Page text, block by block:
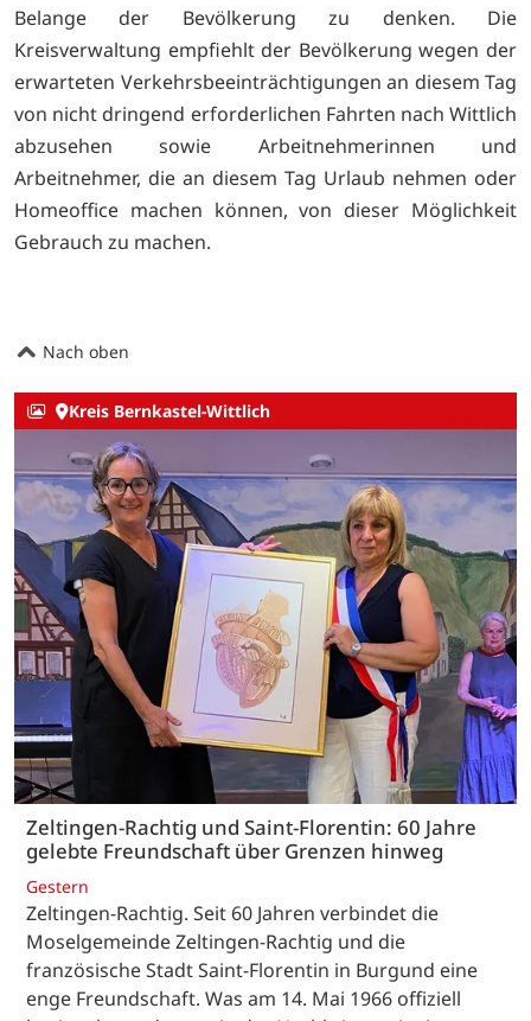
Belange der Bevölkerung zu denken. Die
Kreisverwaltung empfiehlt der Bevölkerung wegen der
erwarteten Verkehrsbeeinträchtigungen an diesem Tag
von nicht dringend erforderlichen Fahrten nach Wittlich
abzusehen sowie Arbeitnehmerinnen und
Arbeitnehmer, die an diesem Tag Urlaub nehmen oder
Homeoffice machen können, von dieser Möglichkeit
Gebrauch zu machen.
Nach oben
Kreis Bernkastel-Wittlich
Zeltingen-Rachtig und Saint-Florentin: 60 Jahre
gelebte Freundschaft über Grenzen hinweg
Gestern
Zeltingen-Rachtig. Seit 60 Jahren verbindet die
Moselgemeinde Zeltingen-Rachtig und die
französische Stadt Saint-Florentin in Burgund eine
enge Freundschaft. Was am 14. Mai 1966 offiziell